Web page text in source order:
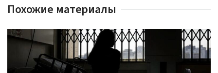
Похожие материалы